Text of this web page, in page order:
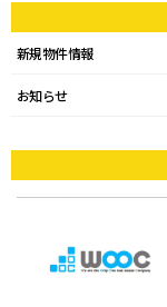
新規物件情報
お知らせ